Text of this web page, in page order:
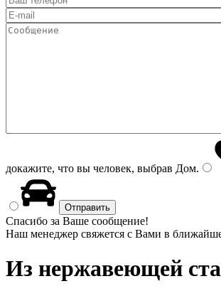
докажите, что вы человек, выбрав Дом.
Спасибо за Ваше сообщение!
Наш менеджер свяжется с Вами в
Из нержавеющей